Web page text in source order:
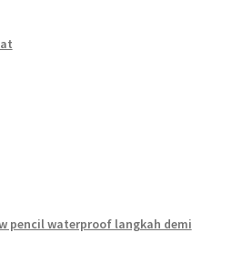
pencil waterproof langkah demi